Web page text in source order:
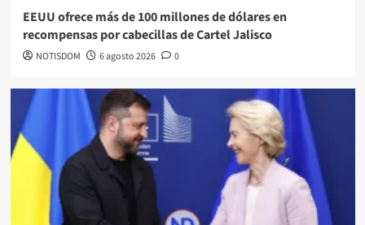
EEUU ofrece más de 100 millones de dólares en
recompensas por cabecillas de Cartel Jalisco
NOTISDOM 6 agosto 2026 0